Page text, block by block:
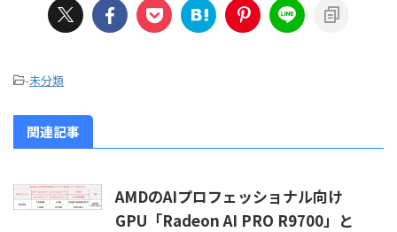
-未分類
関連記事
AMDのAIプロフェッショナル向け
GPU「Radeon AI PRO R9700」と